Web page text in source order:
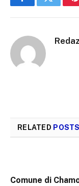
FacebookTwitter
RELATED POSTS
Comune di